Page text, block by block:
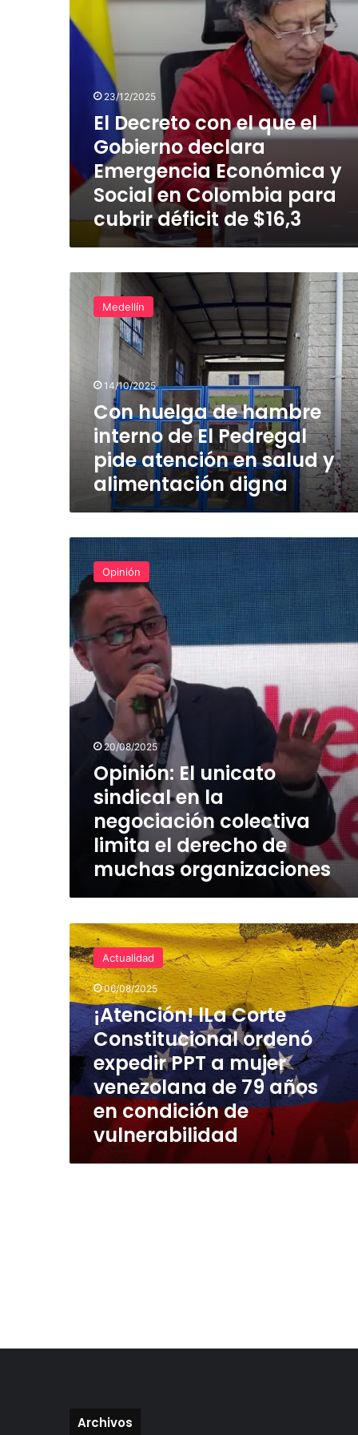
declara
Emergencia
Económica
Colombia
cubrir
déficit
de
$16,3
23/12/2025
El Decreto con el que el
Gobierno declara
Emergencia Económica y
Social en Colombia para
cubrir déficit de $16,3
huelga
atención
alimentación
digna
Medellín
14/10/2025
Con huelga de hambre
interno de El Pedregal
pide atención en salud y
alimentación digna
Opinión:
El
unicato
sindical
la
negociación
colectiva
limita
el
derecho
muchas
organizaciones
Opinión
20/08/2025
Opinión: El unicato
sindical en la
negociación colectiva
limita el derecho de
muchas organizaciones
¡Atención!
lLa
Corte
Constitucional
ordenó
expedir
PPT
a
mujer
venezolana
de
79
condición
Actualidad
06/08/2025
¡Atención! lLa Corte
Constitucional ordenó
expedir PPT a mujer
venezolana de 79 años
en condición de
vulnerabilidad
Archivos